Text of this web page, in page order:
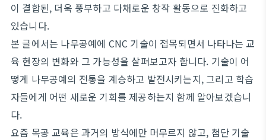
이 결합된, 더욱 풍부하고 다채로운 창작 활동으로 진화하고
있습니다.
본 글에서는 나무공예에 CNC 기술이 접목되면서 나타나는 교
육 현장의 변화와 그 가능성을 살펴보고자 합니다. 기술이 어
떻게 나무공예의 전통을 계승하고 발전시키는지, 그리고 학습
자들에게 어떤 새로운 기회를 제공하는지 함께 알아보겠습니
다.
요즘 목공 교육은 과거의 방식에만 머무르지 않고, 첨단 기술